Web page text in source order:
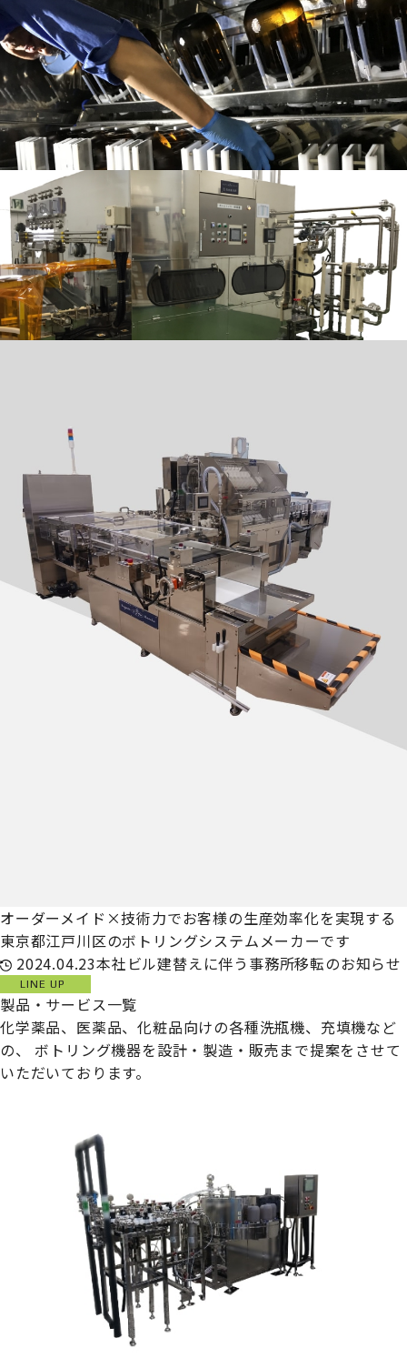
オーダーメイド×技術力でお客様の生産効率化を実現する
東京都江戸川区のボトリングシステムメーカーです
2024.04.23本社ビル建替えに伴う事務所移転のお知らせ
LINE UP
製品・サービス一覧
化学薬品、医薬品、化粧品向けの各種洗瓶機、充填機など
の、
ボトリング機器を設計・製造・販売まで提案をさせて
いただいております。